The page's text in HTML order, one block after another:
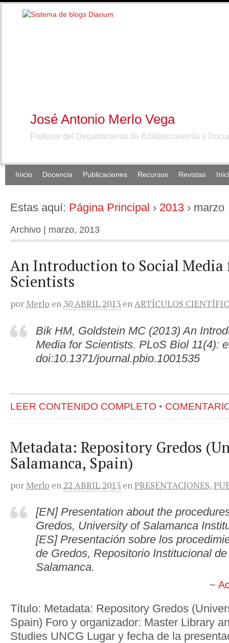
José Antonio Merlo Vega
Profesor del Departamento de Biblioteconomía y
Inicio Docencia Publicaciones Recursos Revistas
Estas aquí: Página Principal › 2013 › marzo
Archivo | marzo, 2013
An Introduction to Social Media
Scientists
por Merlo en 30 ABRIL 2013 enARTÍCULOS
Bik HM, Goldstein MC (2013) An
Media for Scientists. PLoS Biol 11(4):
doi:10.1371/journal.pbio.1001535
LEER CONTENIDO COMPLETO •
Metadata: Repository Gredos
Salamanca, Spain)
por Merlo en 22 ABRIL 2013 en PRESENTACIONES,
[EN] Presentation about the
Gredos, University of Salamanca
[ES] Presentación sobre los
de Gredos, Repositorio Institucional
Salamanca.
Título: Metadata: Repository Gredos
Spain) Foro y organizador: Master Library
Studies UNCG Lugar y fecha de la